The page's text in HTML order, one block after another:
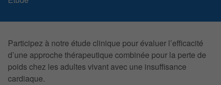
Participez à notre étude clinique pour évaluer l’efficacité
d’une approche thérapeutique combinée pour la perte de
poids chez les adultes vivant avec une insuffisance
cardiaque.